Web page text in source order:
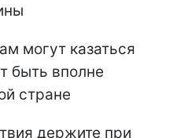
могут казаться
быть вполне
стране
держите при